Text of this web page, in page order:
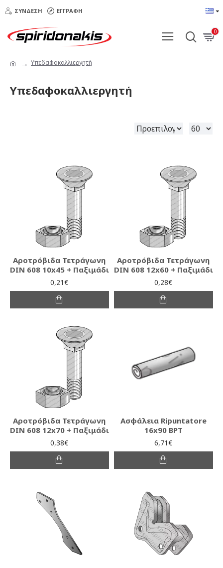
ΣΎΝΔΕΣΗ ΕΓΓΡΑΦΉ
0
Υπεδαφοκαλλιεργητή
Υπεδαφοκαλλιεργητή
Αροτρόβιδα Τετράγωνη
DIN 608 10x45 + Παξιμάδι
0,21€
Αροτρόβιδα Τετράγωνη
DIN 608 12x60 + Παξιμάδι
0,28€
Αροτρόβιδα Τετράγωνη
DIN 608 12x70 + Παξιμάδι
0,38€
Ασφάλεια Ripuntatore
16x90 BPT
6,71€